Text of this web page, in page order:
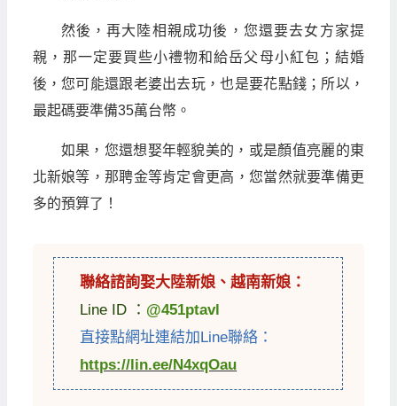
然後，再大陸相親成功後，您還要去女方家提
親，那一定要買些小禮物和給岳父母小紅包；結婚
後，您可能還跟老婆出去玩，也是要花點錢；所以，
最起碼要準備35萬台幣。
如果，您還想娶年輕貌美的，或是顏值亮麗的東
北新娘等，那聘金等肯定會更高，您當然就要準備更
多的預算了！
聯絡諮詢娶大陸新娘 、越南新娘 ：
Line ID ： @451ptavl
直接點網址連結加Line聯絡：
https://lin.ee/N4xqOau